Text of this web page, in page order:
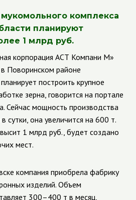
комплекса
планируют
1 млрд руб.
корпорация АСТ Компани М»
Поворинском районе
построить крупное
зерна, говорится на портале
Сейчас мощность производства
сутки, она увеличится на 600 т.
1 млрд руб., будет создано
мест.
компания приобрела фабрику
изделий. Объем
300–400 т в месяц,